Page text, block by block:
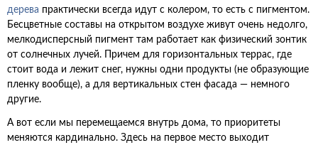
дерева практически всегда идут с колером, то есть с пигментом.
Бесцветные составы на открытом воздухе живут очень недолго,
мелкодисперсный пигмент там работает как физический зонтик
от солнечных лучей. Причем для горизонтальных террас, где
стоит вода и лежит снег, нужны одни продукты (не образующие
пленку вообще), а для вертикальных стен фасада — немного
другие.
А вот если мы перемещаемся внутрь дома, то приоритеты
меняются кардинально. Здесь на первое место выходит